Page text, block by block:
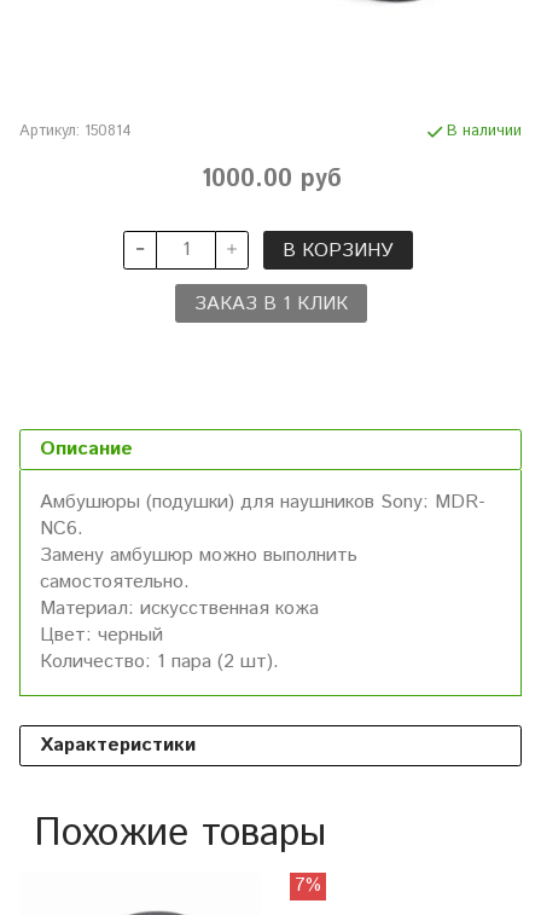
Артикул: 150814 В наличии
1000.00 руб
В КОРЗИНУ
ЗАКАЗ В 1 КЛИК
Описание
Амбушюры (подушки) для наушников Sony: MDR-
NC6.
Замену амбушюр можно выполнить
самостоятельно.
Материал: искусственная кожа
Цвет: черный
Количество: 1 пара (2 шт).
Характеристики
Похожие товары
7%